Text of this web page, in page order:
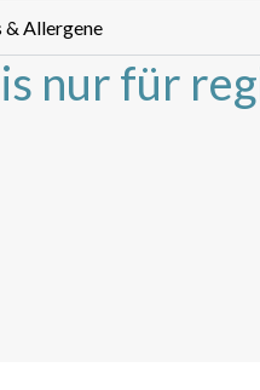
& Allergene
nur für